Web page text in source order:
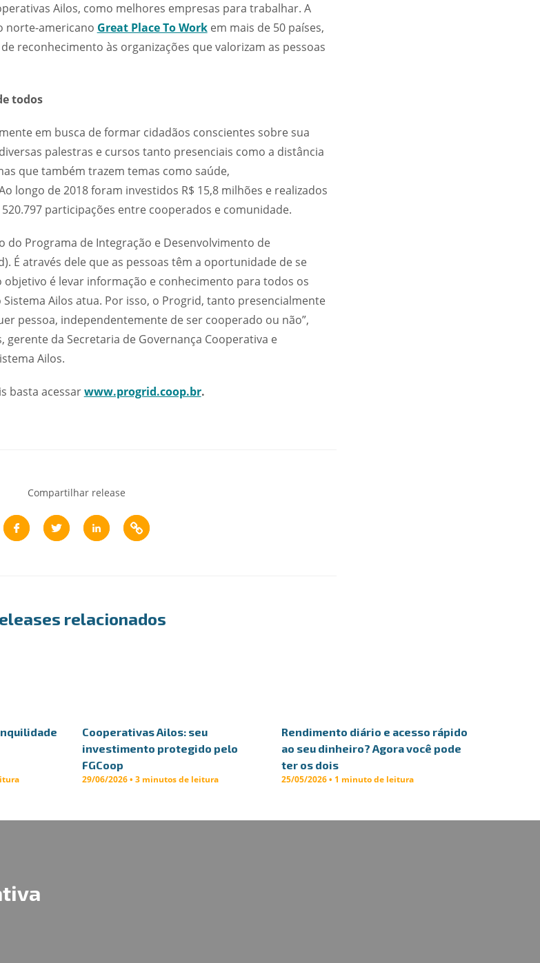
Ailos, como melhores empresas para trabalhar. A
norte-americano Great Place To Workem mais de 50 países,
reconhecimento às organizações que valorizam as pessoas
todos
em busca de formar cidadãos conscientes sobre sua
palestras e cursos tanto presenciais como a distância
que também trazem temas como saúde,
longo de 2018 foram investidos R$ 15,8 milhões e realizados
participações entre cooperados e comunidade.
do Programa de Integração e Desenvolvimento de
É através dele que as pessoas têm a oportunidade de se
é levar informação e conhecimento para todos os
Ailos atua. Por isso, o Progrid, tanto presencialmente
pessoa, independentemente de ser cooperado ou não”,
gerente da Secretaria de Governança Cooperativa e
Ailos.
basta acessarwww.progrid.coop.br.
Compartilhar release
relacionados
Cooperativas Ailos: seu
investimento protegido pelo
FGCoop
29/06/2026 • 3 minutos de leitura
Rendimento diário e acesso rápido
ao seu dinheiro? Agora você pode
ter os dois
25/05/2026 • 1 minuto de leitura